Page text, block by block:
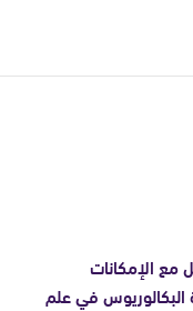
مع الإمكانات
البكالوريوس في علم